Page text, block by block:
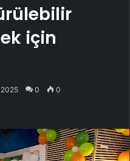
için
2025 0 0